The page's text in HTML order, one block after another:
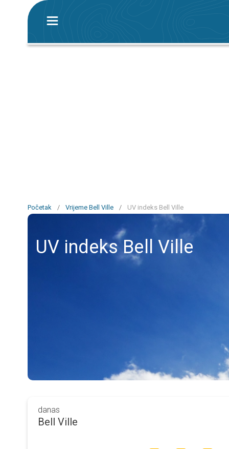
Početak / Vrijeme Bell Ville / UV indeks Bell Ville
UV indeks Bell Ville
danas
Bell Ville